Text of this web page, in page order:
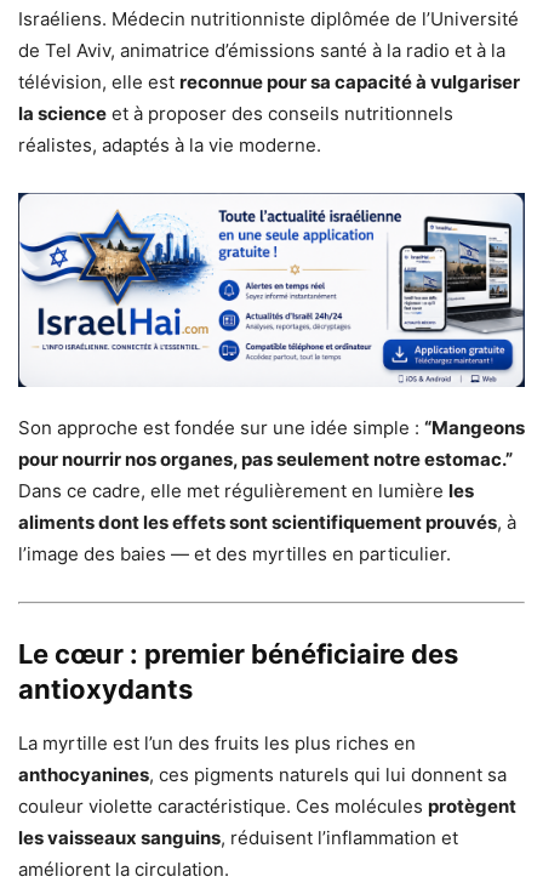
Israéliens. Médecin nutritionniste diplômée de l’Université
de Tel Aviv, animatrice d’émissions santé à la radio et à la
télévision, elle est reconnue pour sa capacité à vulgariser
la science et à proposer des conseils nutritionnels
réalistes, adaptés à la vie moderne.
Son approche est fondée sur une idée simple : “Mangeons
pour nourrir nos organes, pas seulement notre estomac.”
Dans ce cadre, elle met régulièrement en lumière les
aliments dont les effets sont scientifiquement prouvés, à
l’image des baies — et des myrtilles en particulier.
Le cœur : premier bénéficiaire des
antioxydants
La myrtille est l’un des fruits les plus riches en
anthocyanines, ces pigments naturels qui lui donnent sa
couleur violette caractéristique. Ces molécules protègent
les vaisseaux sanguins, réduisent l’inflammation et
améliorent la circulation.